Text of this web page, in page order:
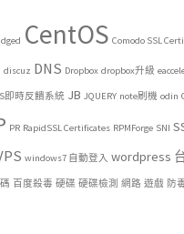
CentOS Comodo SSL
discuz DNS Dropbox dropbox升級
即時反饋系統 JB JQUERY note刷機 odin
PR RapidSSL Certificates RPMForge SNI
windows7 自動登入 wordpress
百度殺毒 硬碟 硬碟檢測 網路 遊戲 防